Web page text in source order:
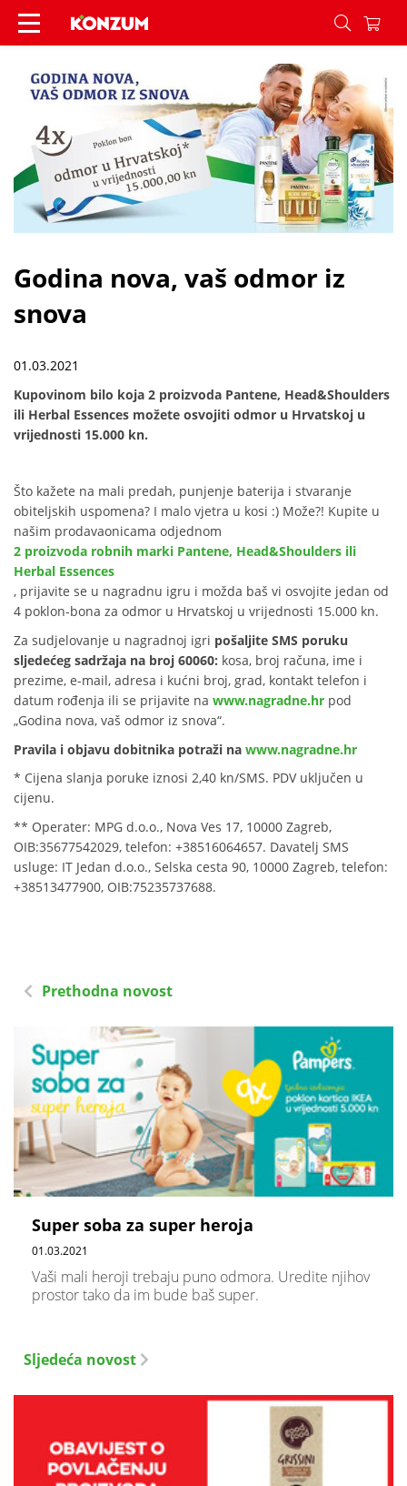
Godina nova, vaš odmor iz snova - Vijesti -
Godina nova, vaš odmor iz
snova
01.03.2021
Kupovinom bilo koja 2 proizvoda Pantene, Head&Shoulders
ili Herbal Essences možete osvojiti odmor u Hrvatskoj u
vrijednosti 15.000 kn.
Što kažete na mali predah, punjenje baterija i stvaranje
obiteljskih uspomena? I malo vjetra u kosi :) Može?! Kupite u
našim prodavaonicama odjednom
2 proizvoda robnih marki Pantene, Head&Shoulders ili
Herbal Essences
, prijavite se u nagradnu igru i možda baš vi osvojite jedan od
4 poklon-bona za odmor u Hrvatskoj u vrijednosti 15.000 kn.
Za sudjelovanje u nagradnoj igri pošaljite SMS poruku
sljedećeg sadržaja na broj 60060: kosa, broj računa, ime i
prezime, e-mail, adresa i kućni broj, grad, kontakt telefon i
datum rođenja ili se prijavite na www.nagradne.hr pod
„Godina nova, vaš odmor iz snova“.
Pravila i objavu dobitnika potraži na www.nagradne.hr
* Cijena slanja poruke iznosi 2,40 kn/SMS. PDV uključen u
cijenu.
** Operater: MPG d.o.o., Nova Ves 17, 10000 Zagreb,
OIB:35677542029, telefon: +38516064657. Davatelj SMS
usluge: IT Jedan d.o.o., Selska cesta 90, 10000 Zagreb, telefon:
+38513477900, OIB:75235737688.
Prethodna novost
Super soba za super heroja
01.03.2021
Vaši mali heroji trebaju puno odmora. Uredite njihov
prostor tako da im bude baš super.
Sljedeća novost